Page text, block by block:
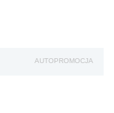
AUTOPROMOCJA